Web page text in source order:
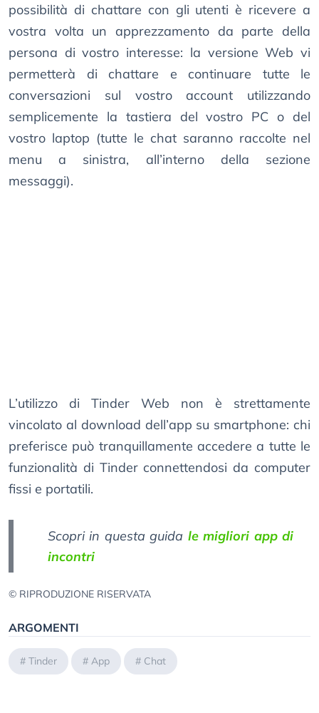
possibilità di chattare con gli utenti è ricevere a
vostra volta un apprezzamento da parte della
persona di vostro interesse: la versione Web vi
permetterà di chattare e continuare tutte le
conversazioni sul vostro account utilizzando
semplicemente la tastiera del vostro PC o del
vostro laptop (tutte le chat saranno raccolte nel
menu a sinistra, all’interno della sezione
messaggi).
L’utilizzo di Tinder Web non è strettamente
vincolato al download dell’app su smartphone: chi
preferisce può tranquillamente accedere a tutte le
funzionalità di Tinder connettendosi da computer
fissi e portatili.
Scopri in questa guida le migliori app di
incontri
© RIPRODUZIONE RISERVATA
ARGOMENTI
# Tinder # App # Chat